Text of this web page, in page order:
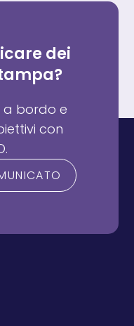
dei
a bordo e
con